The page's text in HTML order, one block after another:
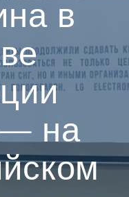
в
на